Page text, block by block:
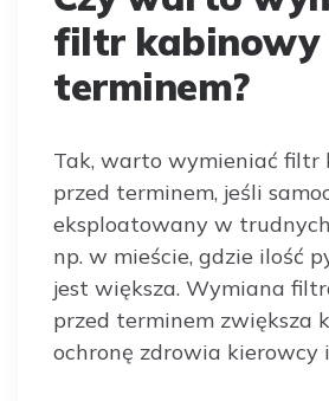
filtr kabinowy
terminem?
Tak, warto wymieniać filtr
przed terminem, jeśli
eksploatowany w
np. w mieście, gdzie ilość
jest większa. Wymiana
przed terminem zwiększa
ochronę zdrowia kierowcy